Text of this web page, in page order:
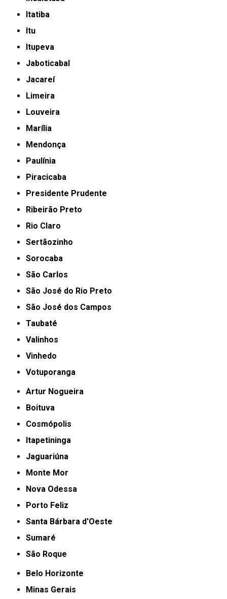
Itatiba
Itu
Itupeva
Jaboticabal
Jacareí
Limeira
Louveira
Marília
Mendonça
Paulínia
Piracicaba
Presidente Prudente
Ribeirão Preto
Rio Claro
Sertãozinho
Sorocaba
São Carlos
São José do Rio Preto
São José dos Campos
Taubaté
Valinhos
Vinhedo
Votuporanga
Artur Nogueira
Boituva
Cosmópolis
Itapetininga
Jaguariúna
Monte Mor
Nova Odessa
Porto Feliz
Santa Bárbara d'Oeste
Sumaré
São Roque
Belo Horizonte
Minas Gerais